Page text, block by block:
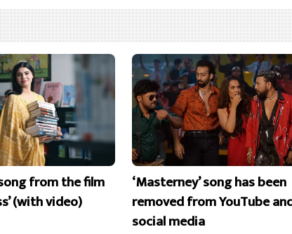
from the film
(with video)
‘Masterney’ song has been
removed from YouTube
social media